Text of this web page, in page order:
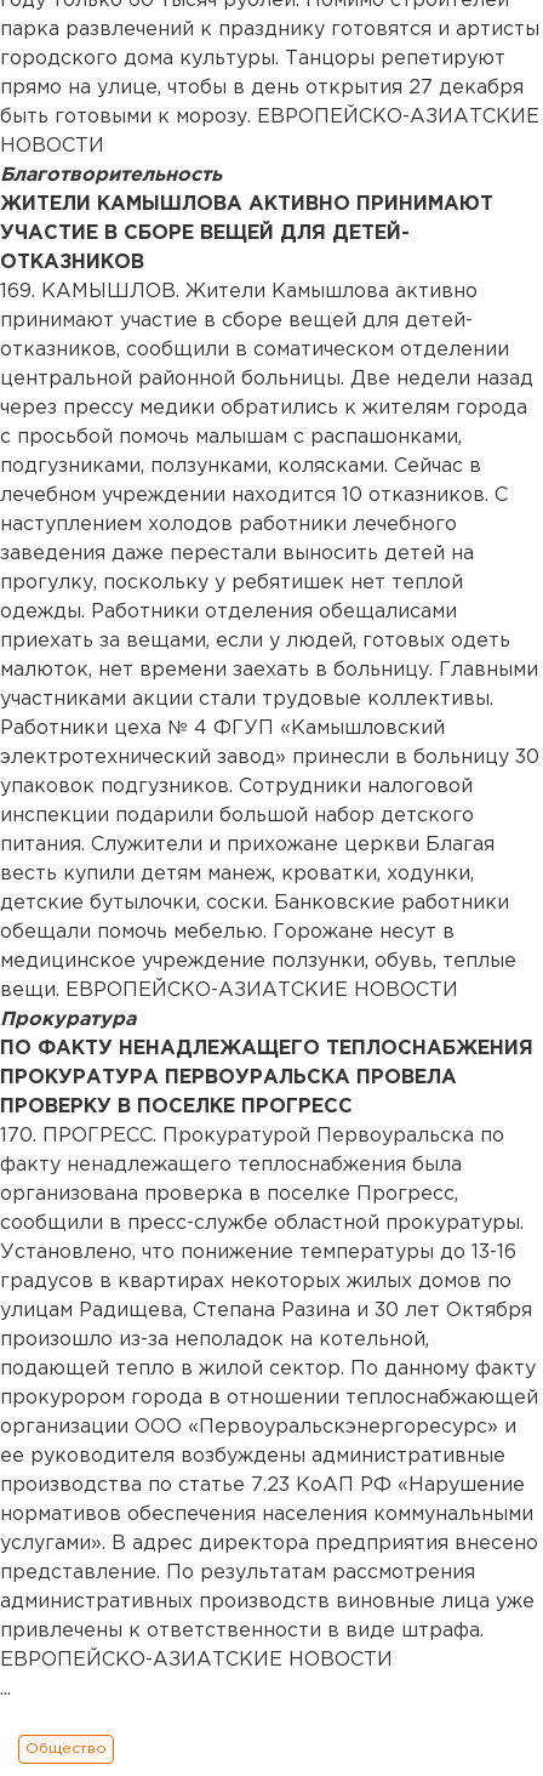
парка развлечений к празднику готовятся и артисты
городского дома культуры. Танцоры репетируют
прямо на улице, чтобы в день открытия 27 декабря
быть готовыми к морозу. ЕВРОПЕЙСКО-АЗИАТСКИЕ
НОВОСТИ
Благотворительность
ЖИТЕЛИ КАМЫШЛОВА АКТИВНО ПРИНИМАЮТ
УЧАСТИЕ В СБОРЕ ВЕЩЕЙ ДЛЯ ДЕТЕЙ-
ОТКАЗНИКОВ
169. КАМЫШЛОВ. Жители Камышлова активно
принимают участие в сборе вещей для детей-
отказников, сообщили в соматическом отделении
центральной районной больницы. Две недели назад
через прессу медики обратились к жителям города
с просьбой помочь малышам с распашонками,
подгузниками, ползунками, колясками. Сейчас в
лечебном учреждении находится 10 отказников. С
наступлением холодов работники лечебного
заведения даже перестали выносить детей на
прогулку, поскольку у ребятишек нет теплой
одежды. Работники отделения обещалисами
приехать за вещами, если у людей, готовых одеть
малюток, нет времени заехать в больницу. Главными
участниками акции стали трудовые коллективы.
Работники цеха № 4 ФГУП «Камышловский
электротехнический завод» принесли в больницу 30
упаковок подгузников. Сотрудники налоговой
инспекции подарили большой набор детского
питания. Служители и прихожане церкви Благая
весть купили детям манеж, кроватки, ходунки,
детские бутылочки, соски. Банковские работники
обещали помочь мебелью. Горожане несут в
медицинское учреждение ползунки, обувь, теплые
вещи. ЕВРОПЕЙСКО-АЗИАТСКИЕ НОВОСТИ
Прокуратура
ПО ФАКТУ НЕНАДЛЕЖАЩЕГО ТЕПЛОСНАБЖЕНИЯ
ПРОКУРАТУРА ПЕРВОУРАЛЬСКА ПРОВЕЛА
ПРОВЕРКУ В ПОСЕЛКЕ ПРОГРЕСС
170. ПРОГРЕСС. Прокуратурой Первоуральска по
факту ненадлежащего теплоснабжения была
организована проверка в поселке Прогресс,
сообщили в пресс-службе областной прокуратуры.
Установлено, что понижение температуры до 13-16
градусов в квартирах некоторых жилых домов по
улицам Радищева, Степана Разина и 30 лет Октября
произошло из-за неполадок на котельной,
подающей тепло в жилой сектор. По данному факту
прокурором города в отношении теплоснабжающей
организации ООО «Первоуральскэнергоресурс» и
ее руководителя возбуждены административные
производства по статье 7.23 КоАП РФ «Нарушение
нормативов обеспечения населения коммунальными
услугами». В адрес директора предприятия внесено
представление. По результатам рассмотрения
административных производств виновные лица уже
привлечены к ответственности в виде штрафа.
ЕВРОПЕЙСКО-АЗИАТСКИЕ НОВОСТИ
...
Общество